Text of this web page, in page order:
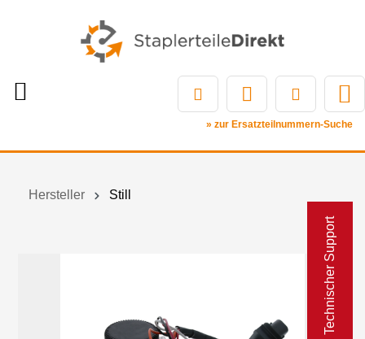
Technischer Support
» zur Ersatzteilnummern-Suche
Hersteller Still